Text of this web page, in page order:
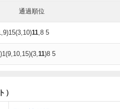
通過順位
11,8 5
11)8 5
）